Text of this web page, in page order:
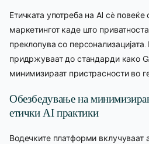
Етичката употреба на AI сè
маркетингот каде што
преклопува со
придржуваат до стандарди како
минимизираат пристрасности во
Обезбедување на
етички AI практики
Водечките платформи вклучуваат